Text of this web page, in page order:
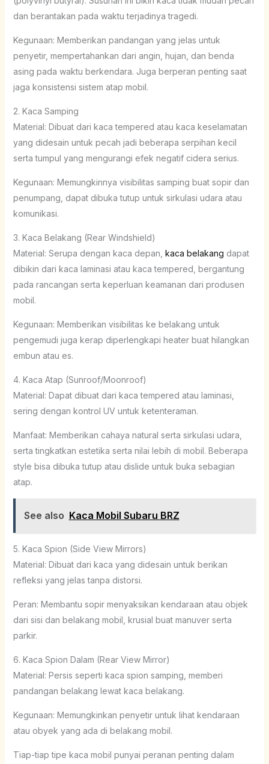
dan berantakan pada waktu terjadinya tragedi.
Kegunaan: Memberikan pandangan yang jelas untuk
penyetir, mempertahankan dari angin, hujan, dan benda
asing pada waktu berkendara. Juga berperan penting saat
jaga konsistensi sistem atap mobil.
2. Kaca Samping
Material: Dibuat dari kaca tempered atau kaca keselamatan
yang didesain untuk pecah jadi beberapa serpihan kecil
serta tumpul yang mengurangi efek negatif cidera serius.
Kegunaan: Memungkinnya visibilitas samping buat sopir dan
penumpang, dapat dibuka tutup untuk sirkulasi udara atau
komunikasi.
3. Kaca Belakang (Rear Windshield)
Material: Serupa dengan kaca depan, kaca belakang dapat
dibikin dari kaca laminasi atau kaca tempered, bergantung
pada rancangan serta keperluan keamanan dari produsen
mobil.
Kegunaan: Memberikan visibilitas ke belakang untuk
pengemudi juga kerap diperlengkapi heater buat hilangkan
embun atau es.
4. Kaca Atap (Sunroof/Moonroof)
Material: Dapat dibuat dari kaca tempered atau laminasi,
sering dengan kontrol UV untuk ketenteraman.
Manfaat: Memberikan cahaya natural serta sirkulasi udara,
serta tingkatkan estetika serta nilai lebih di mobil. Beberapa
style bisa dibuka tutup atau dislide untuk buka sebagian
atap.
See also Kaca Mobil Subaru BRZ
5. Kaca Spion (Side View Mirrors)
Material: Dibuat dari kaca yang didesain untuk berikan
refleksi yang jelas tanpa distorsi.
Peran: Membantu sopir menyaksikan kendaraan atau objek
dari sisi dan belakang mobil, krusial buat manuver serta
parkir.
6. Kaca Spion Dalam (Rear View Mirror)
Material: Persis seperti kaca spion samping, memberi
pandangan belakang lewat kaca belakang.
Kegunaan: Memungkinkan penyetir untuk lihat kendaraan
atau obyek yang ada di belakang mobil.
Tiap-tiap tipe kaca mobil punyai peranan penting dalam